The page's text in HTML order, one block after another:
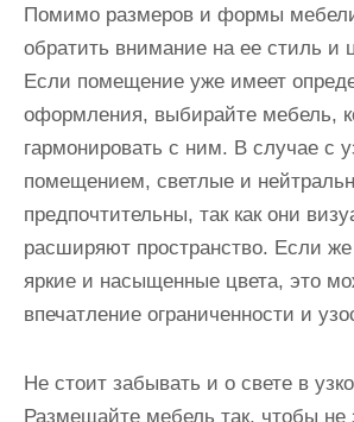
Помимо размеров и формы
обратить внимание на ее стиль и
Если помещение уже имеет
оформления, выбирайте мебель,
гармонировать с ним. В случае с
помещением, светлые и
предпочтительны, так как они
расширяют пространство. Если
яркие и насыщенные цвета, это
впечатление ограниченности и
Не стоит забывать и о свете в
Размещайте мебель так, чтобы не